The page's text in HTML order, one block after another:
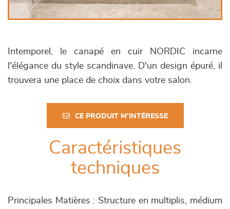
Intemporel, le canapé en cuir NORDIC incarne
l'élégance du style scandinave. D'un design épuré, il
trouvera une place de choix dans votre salon.
CE PRODUIT M'INTÉRESSE
Caractéristiques
techniques
Principales Matières : Structure en multiplis, médium